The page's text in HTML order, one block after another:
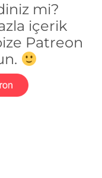
mi?
içerik
Patreon